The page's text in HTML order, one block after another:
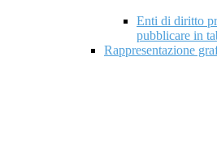
Enti di diritto
pubblicare in
Rappresentazione